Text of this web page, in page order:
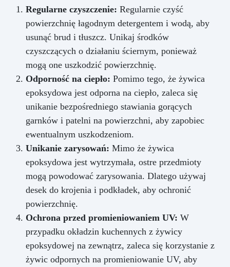
Regularne czyszczenie: Regularnie czyść
powierzchnię łagodnym detergentem i wodą, aby
usunąć brud i tłuszcz. Unikaj środków
czyszczących o działaniu ściernym, ponieważ
mogą one uszkodzić powierzchnię.
Odporność na ciepło: Pomimo tego, że żywica
epoksydowa jest odporna na ciepło, zaleca się
unikanie bezpośredniego stawiania gorących
garnków i patelni na powierzchni, aby zapobiec
ewentualnym uszkodzeniom.
Unikanie zarysowań: Mimo że żywica
epoksydowa jest wytrzymała, ostre przedmioty
mogą powodować zarysowania. Dlatego używaj
desek do krojenia i podkładek, aby ochronić
powierzchnię.
Ochrona przed promieniowaniem UV: W
przypadku okładzin kuchennych z żywicy
epoksydowej na zewnątrz, zaleca się korzystanie z
żywic odpornych na promieniowanie UV, aby